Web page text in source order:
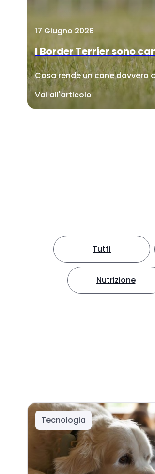
17 Giugno 2026
I Border Terrier sono
Cosa rende un cane davvero
Vai all'articolo
Tutti
Nutrizione
Tecnologia